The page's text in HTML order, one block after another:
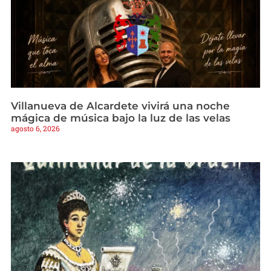
Villanueva de Alcardete vivirá una noche
mágica de música bajo la luz de las velas
agosto 6, 2026